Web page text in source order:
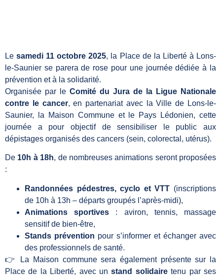
Lesamedi 11 octobre 2025, la Place de la Liberté à Lons-
le-Saunier se parera de rose pour une journée dédiée à la
prévention et à la solidarité.
Organisée par le Comité du Jura de la Ligue Nationale
contre le cancer, en partenariat avec la Ville de Lons-le-
Saunier, la Maison Commune et le Pays Lédonien, cette
journée a pour objectif de sensibiliser le public aux
dépistages organisés des cancers (sein, colorectal, utérus).
De 10h à 18h, de nombreuses animations seront proposées
:
Randonnées pédestres, cyclo et VTT (inscriptions
de 10h à 13h – départs groupés l’après-midi),
Animations sportives : aviron, tennis, massage
sensitif de bien-être,
Stands prévention pour s’informer et échanger avec
des professionnels de santé.
👉 La Maison commune sera également présente sur la
Place de la Liberté, avec unstand solidairetenu par ses